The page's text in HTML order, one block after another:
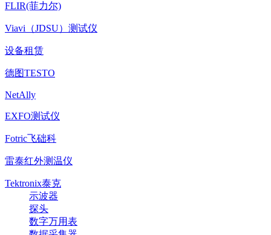
FLIR(菲力尔)
Viavi（JDSU）测试仪
设备租赁
德图TESTO
NetAlly
EXFO测试仪
Fotric飞础科
雷泰红外测温仪
Tektronix泰克
示波器
探头
数字万用表